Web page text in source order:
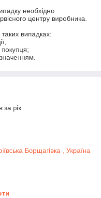
необхідно
центру виробника.
випадках:
за рік
Борщагівка , Україна